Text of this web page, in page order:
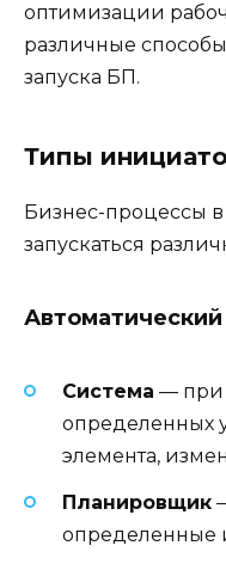
оптимизации
различные
запуска БП.
Типы
Бизнес-процессы
запускаться
Автоматический
Система — при
определенных
элемента,
Планировщик
определенные